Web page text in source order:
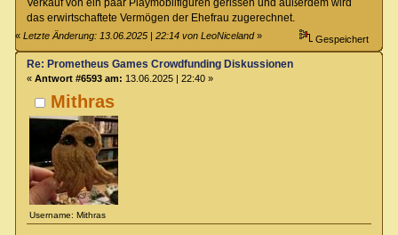
Verkauf von ein paar Playmobilfiguren gerissen und außerdem wird
das erwirtschaftete Vermögen der Ehefrau zugerechnet.
«Letzte Änderung: 13.06.2025 | 22:14 von LeoNiceland» Gespeichert
Mithras
Username: Mithras
Re: Prometheus Games Crowdfunding Diskussionen
« Antwort #6593 am: 13.06.2025 | 22:40 »